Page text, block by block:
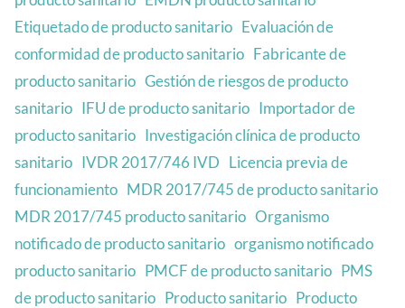
Etiquetado de producto sanitario Evaluación de
conformidad de producto sanitario Fabricante de
producto sanitario Gestión de riesgos de producto
sanitario IFU de producto sanitario Importador de
producto sanitario Investigación clínica de producto
sanitario IVDR 2017/746 IVD Licencia previa de
funcionamiento MDR 2017/745 de producto sanitario
MDR 2017/745 producto sanitario Organismo
notificado de producto sanitario organismo notificado
producto sanitario PMCF de producto sanitario PMS
de producto sanitario Producto sanitario Producto